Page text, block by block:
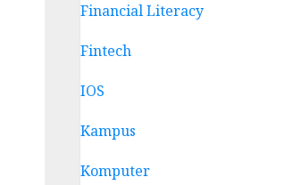
Financial Literacy
Fintech
IOS
Kampus
Komputer